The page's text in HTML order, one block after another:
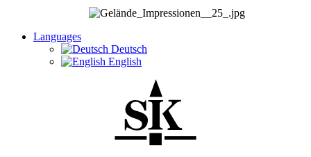
Languages
Deutsch
English